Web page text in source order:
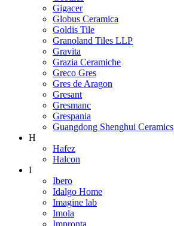
Gigacer
Globus Ceramica
Goldis Tile
Granoland Tiles LLP
Gravita
Grazia Ceramiche
Greco Gres
Gres de Aragon
Gresant
Gresmanc
Grespania
Guangdong Shenghui Ceramics
H
Hafez
Halcon
I
Ibero
Idalgo Home
Imagine lab
Imola
Impronta